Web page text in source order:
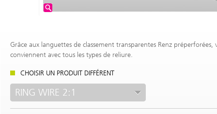
Grâce aux languettes de classement transparentes Renz
conviennent avec tous les types de reliure.
CHOISIR UN PRODUIT DIFFÉRENT
RING WIRE 2:1